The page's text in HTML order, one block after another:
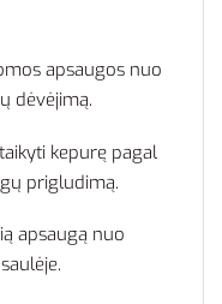
apsaugos nuo
dėvėjimą.
kepurę pagal
prigludimą.
apsaugą nuo